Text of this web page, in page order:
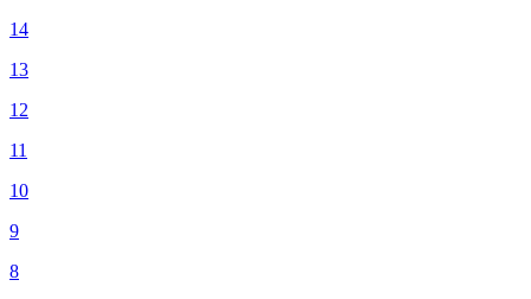
14
13
12
11
10
9
8